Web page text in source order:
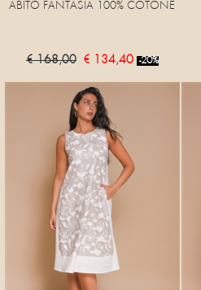
ABITO FANTASIA 100% COTONE
€ 168,00 € 134,40 -20%